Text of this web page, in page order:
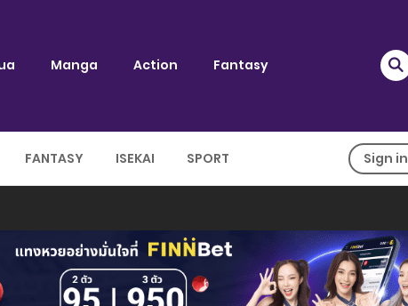
Manga Action Fantasy
FANTASY ISEKAI SPORT Sign in